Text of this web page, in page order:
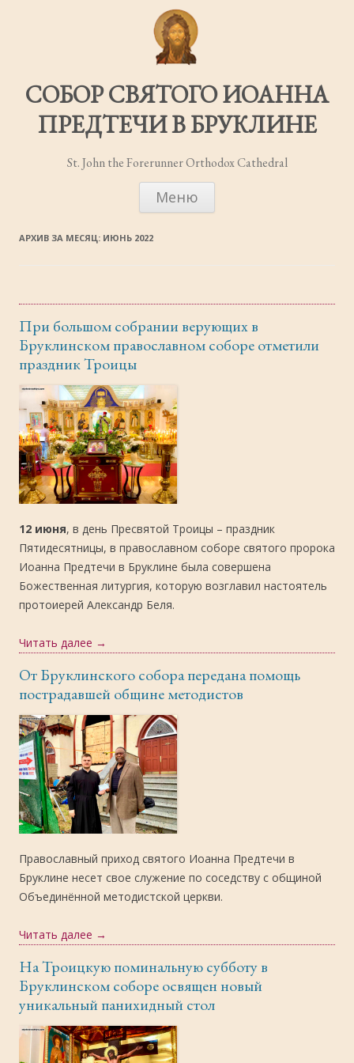
СОБОР СВЯТОГО ИОАННА
ПРЕДТЕЧИ В БРУКЛИНЕ
St. John the Forerunner Orthodox Cathedral
Меню
АРХИВ ЗА МЕСЯЦ: ИЮНЬ 2022
При большом собрании верующих в
Бруклинском православном соборе отметили
праздник Троицы
12 июня, в день Пресвятой Троицы – праздник
Пятидесятницы, в православном соборе святого пророка
Иоанна Предтечи в Бруклине была совершена
Божественная литургия, которую возглавил настоятель
протоиерей Александр Беля.
Читать далее →
От Бруклинского собора передана помощь
пострадавшей общине методистов
Православный приход святого Иоанна Предтечи в
Бруклине несет свое служение по соседству с общиной
Объединённой методистской церкви.
Читать далее →
На Троицкую поминальную субботу в
Бруклинском соборе освящен новый
уникальный панихидный стол